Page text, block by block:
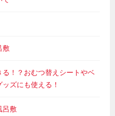
敷
！？おむつ替えシートやベ
ズにも使える！
呂敷